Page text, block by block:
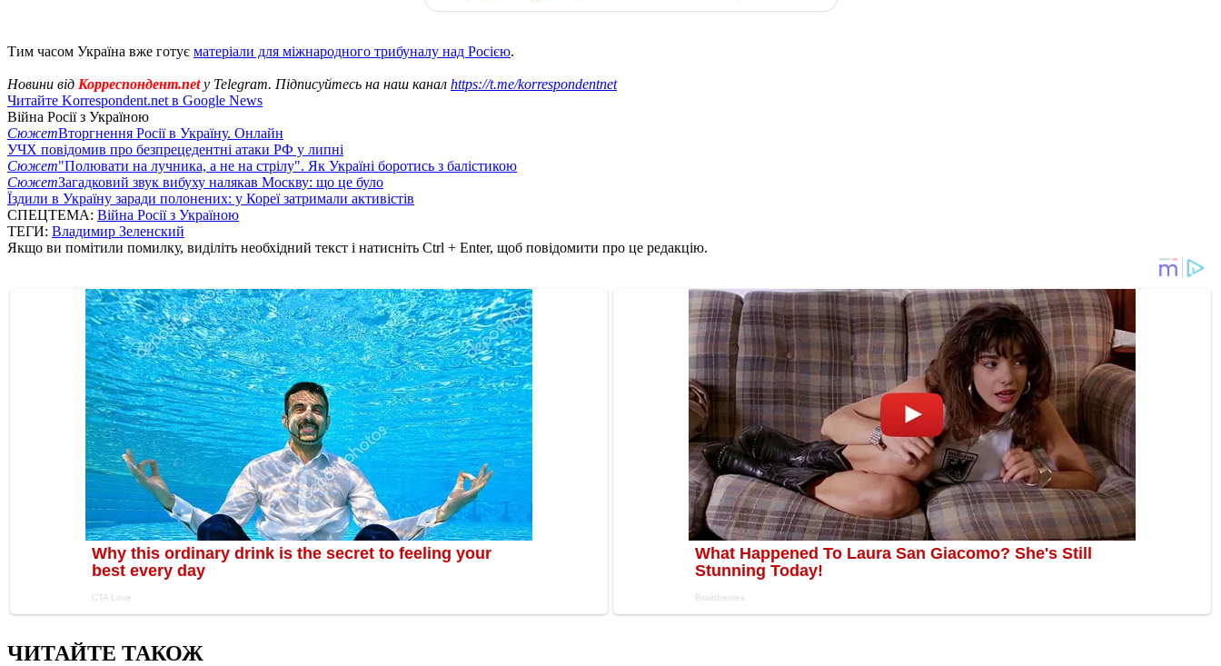
Тим часом Україна вже готує матеріали для міжнародного трибуналу над Росією.
Новини від Корреспондент.netу Telegram. Підписуйтесь на наш канал https://t.me/korrespondentnet
Читайте Korrespondent.net в Google News
Війна Росії з Україною
СюжетВторгнення Росії в Україну. Онлайн
УЧХ повідомив про безпрецедентні атаки РФ у липні
Сюжет"Полювати на лучника, а не на стрілу". Як Україні боротись з балістикою
СюжетЗагадковий звук вибуху налякав Москву: що це було
Їздили в Україну заради полонених: у Кореї затримали активістів
СПЕЦТЕМА: Війна Росії з Україною
ТЕГИ: Владимир Зеленский
Якщо ви помітили помилку, виділіть необхідний текст і натисніть Ctrl + Enter, щоб повідомити про це редакцію.
ЧИТАЙТЕ ТАКОЖ